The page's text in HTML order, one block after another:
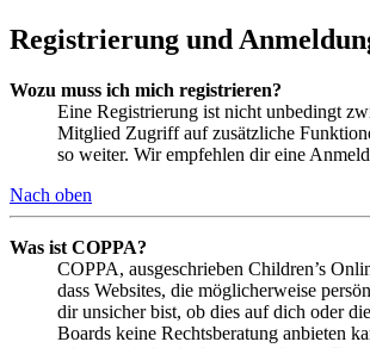
Registrierung und
Wozu muss ich mich registrieren?
Eine Registrierung ist nicht unbedingt
Mitglied Zugriff auf zusätzliche
so weiter. Wir empfehlen dir eine
Nach oben
Was ist COPPA?
COPPA, ausgeschrieben Children’s
dass Websites, die möglicherweise
dir unsicher bist, ob dies auf dich oder
Boards keine Rechtsberatung anbieten